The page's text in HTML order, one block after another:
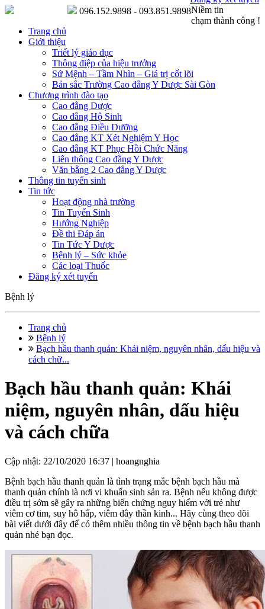
Niềm tin
chạm thành công !
096.152.9898 - 093.851.9898
Trang chủ
Giới thiệu
Triết lý giáo dục
Thông điệp của hiệu trưởng
Sứ Mệnh – Tầm Nhìn – Giá trị cốt lõi
Bản sắc Trường Cao đẳng Y Dược Sài Gòn
Chương trình đào tạo
Cao đẳng Dược
Cao đẳng Hộ Sinh
Cao đẳng Điều Dưỡng
Cao đẳng KT Xét Nghiệm Y Học
Cao đẳng KT Phục Hồi Chức Năng
Liên thông Cao đẳng Y Dược
Văn bằng 2 Cao đẳng Y Dược
Thông tin tuyển sinh
Tin tức
Hoạt động nhà trường
Tin Tuyển Sinh
Hướng Nghiệp
Đề thi Đáp án
Tin Tức Y Dược
Bệnh lý – Sức khỏe
Các loại Thuốc
Đăng ký xét tuyển
Bệnh lý
Trang chủ
Bệnh lý
Bạch hầu thanh quản: Khái niệm, nguyên nhân, dấu hiệu và
cách chữ...
Bạch hầu thanh quản: Khái
niệm, nguyên nhân, dấu hiệu
và cách chữa
Cập nhật: 22/10/2020 16:37 | hoangnghia
Bệnh bạch hầu thanh quản là tình trạng mắc bệnh bạch hầu mà
thanh quản chính là nơi vi khuẩn sinh sản ra. Bệnh nếu không được
điều trị sớm sẽ gây ra những biến chứng nguy hiểm với trẻ như
viêm cơ tim, suy hô hấp, viêm dây thần kinh... Hãy cùng theo dõi
bài viết dưới đây để có thêm nhiều thông tin về bệnh bạch hầu thanh
quản nhé bạn đọc.